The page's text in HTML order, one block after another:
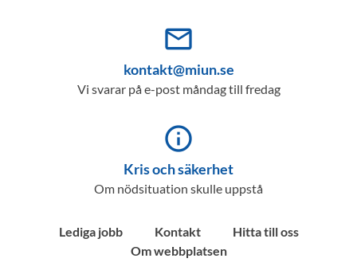
mail_outline
kontakt@miun.se
Vi svarar på e-post måndag till fredag
info_outline
Kris och säkerhet
Om nödsituation skulle uppstå
Lediga jobb Kontakt
Hitta till oss
Om webbplatsen